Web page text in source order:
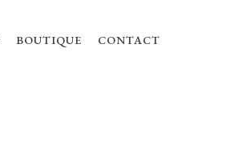
BOUTIQUE CONTACT